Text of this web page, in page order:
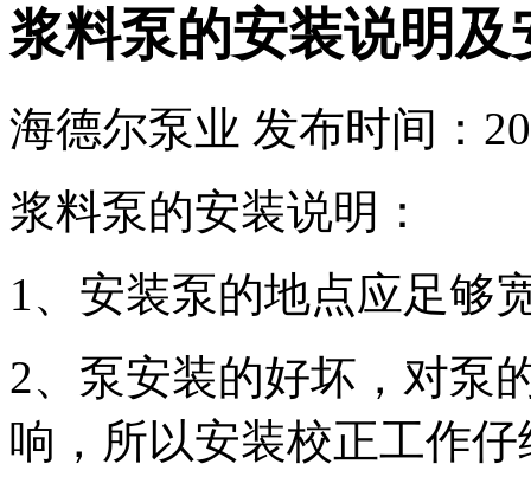
浆料泵的安装说明及
海德尔泵业 发布时间：
浆料泵的安装说明：
1、安装泵的地点应足够
2、泵安装的好坏，对泵
响，所以安装校正工作